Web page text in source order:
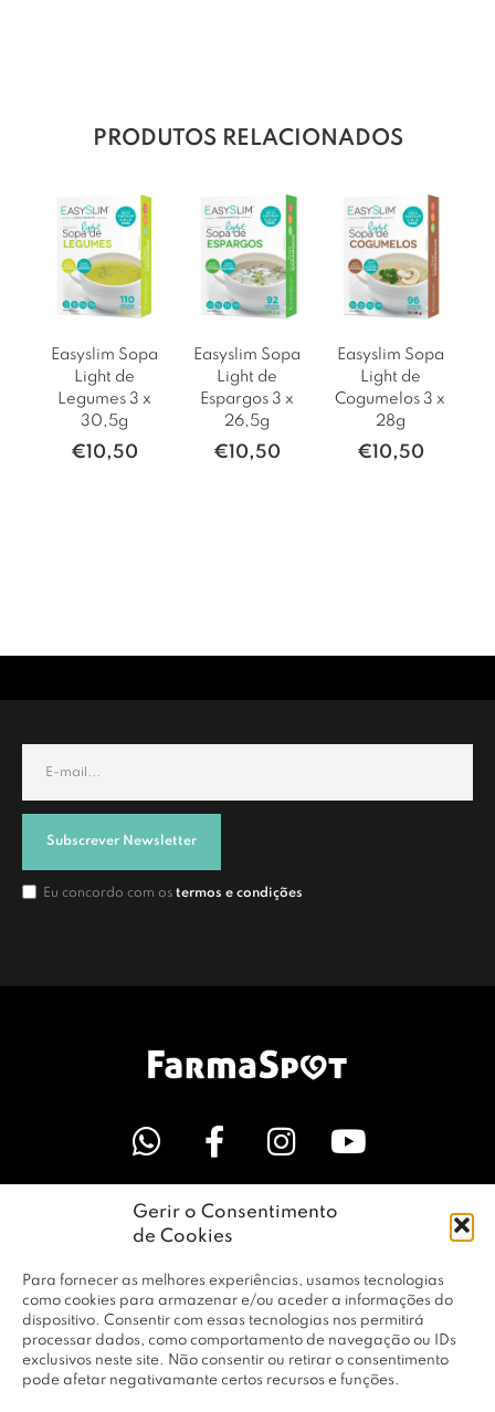
Gerir o Consentimento
de Cookies
Para fornecer as melhores experiências, usamos tecnologias
como cookies para armazenar e/ou aceder a informações do
dispositivo. Consentir com essas tecnologias nos permitirá
processar dados, como comportamento de navegação ou IDs
exclusivos neste site. Não consentir ou retirar o consentimento
pode afetar negativamante certos recursos e funções.
PRODUTOS RELACIONADOS
Easyslim Sopa
Light de
Legumes 3 x
30,5g
€10,50
Easyslim Sopa
Light de
Espargos 3 x
26,5g
€10,50
Easyslim Sopa
Light de
Cogumelos 3 x
28g
€10,50
Subscrever Newsletter
Eu concordo com os termos e condições
LINKS ÚTEIS
EMPRESA
PERFIL